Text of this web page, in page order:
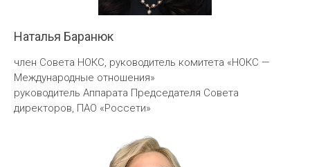
Наталья Баранюк
член Совета НОКС, руководитель комитета «НОКС —
Международные отношения»
руководитель Аппарата Председателя Совета
директоров, ПАО «Россети»